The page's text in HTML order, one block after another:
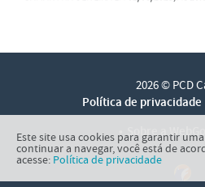
2026 © PCD
Política de privacidade
Sobre a
Este site usa cookies para garantir
continuar a navegar, você está de
acesse: Política de privacidade